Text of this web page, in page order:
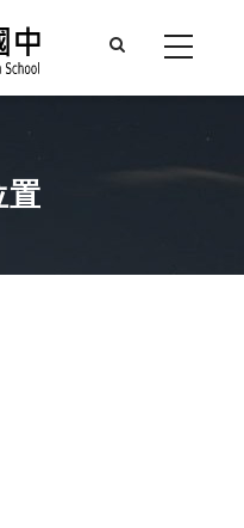
置